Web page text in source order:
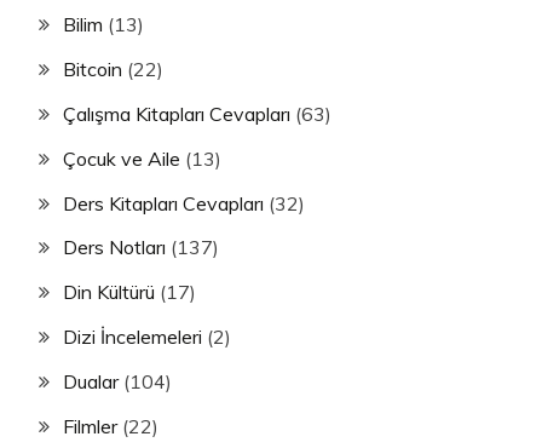
Bilim (13)
Bitcoin (22)
Çalışma Kitapları Cevapları (63)
Çocuk ve Aile (13)
Ders Kitapları Cevapları (32)
Ders Notları (137)
Din Kültürü (17)
Dizi İncelemeleri (2)
Dualar(104)
Filmler(22)